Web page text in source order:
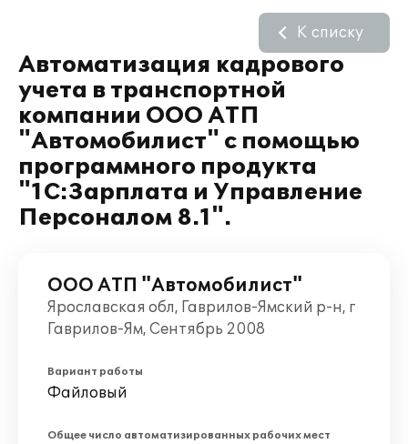
Автоматизация кадрового
учета в транспортной
компании ООО АТП
"Автомобилист" с помощью
программного продукта
"1С:Зарплата и Управление
Персоналом 8.1".
К списку
ООО АТП "Автомобилист"
Ярославская обл, Гаврилов-Ямский р-н, г
Гаврилов-Ям, Сентябрь 2008
Вариант работы
Файловый
Общее число автоматизированных рабочих мест